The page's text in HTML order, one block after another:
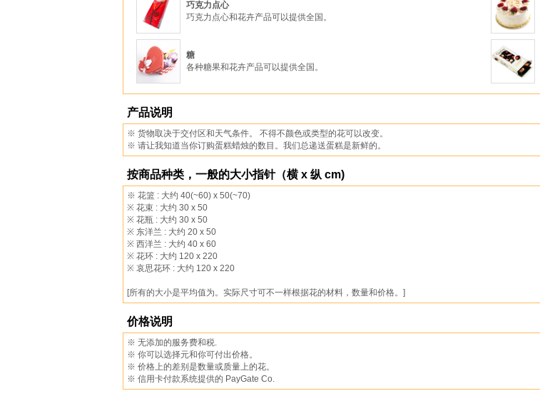
巧克力点心
巧克力点心和花卉产品可以提供全国。
糖
各种糖果和花卉产品可以提供全国。
产品说明
※ 货物取决于交付区和天气条件。 不得不颜色或类型的花可以改变。
※ 请让我知道当你订购蛋糕蜡烛的数目。我们总递送蛋糕是新鲜的。
按商品种类，一般的大小指针（横 x 纵 cm)
※ 花篮 : 大约 40(~60) x 50(~70)
※ 花束 : 大约 30 x 50
※ 花瓶 : 大约 30 x 50
※ 东洋兰 : 大约 20 x 50
※ 西洋兰 : 大约 40 x 60
※ 花环 : 大约 120 x 220
※ 哀思花环 : 大约 120 x 220
[所有的大小是平均值为。实际尺寸可不一样根据花的材料，数量和价格。]
价格说明
※ 无添加的服务费和税.
※ 你可以选择元和你可付出价格。
※ 价格上的差别是数量或质量上的花。
※ 信用卡付款系统提供的 PayGate Co.